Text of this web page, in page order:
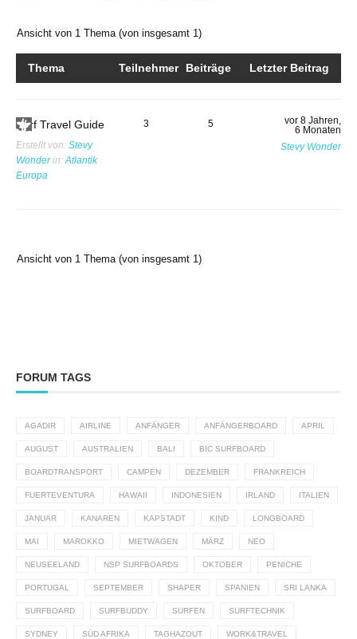
Ansicht von 1 Thema (von insgesamt 1)
Thema Teilnehmer Beiträge Letzter Beitrag
Surf Travel Guide
Erstellt von: Stevy
Wonder in:Atlantik
Europa
3 5
vor 8 Jahren,
6 Monaten
Stevy Wonder
Ansicht von 1 Thema (von insgesamt 1)
FORUM TAGS
AGADIR AIRLINE ANFÄNGER ANFÄNGERBOARD APRIL
AUGUST AUSTRALIEN BALI BIC SURFBOARD
BOARDTRANSPORT CAMPEN DEZEMBER FRANKREICH
FUERTEVENTURA HAWAII INDONESIEN IRLAND ITALIEN
JANUAR KANAREN KAPSTADT KIND LONGBOARD
MAI MAROKKO MIETWAGEN MÄRZ NEO
NEUSEELAND NSP SURFBOARDS OKTOBER PENICHE
PORTUGAL SEPTEMBER SHAPER SPANIEN SRI LANKA
SURFBOARD SURFBUDDY SURFEN SURFTECHNIK
SYDNEY SÜD AFRIKA TAGHAZOUT WORK&TRAVEL